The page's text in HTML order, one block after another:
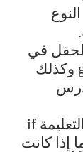
في
وكذلك
if
إذا كانت